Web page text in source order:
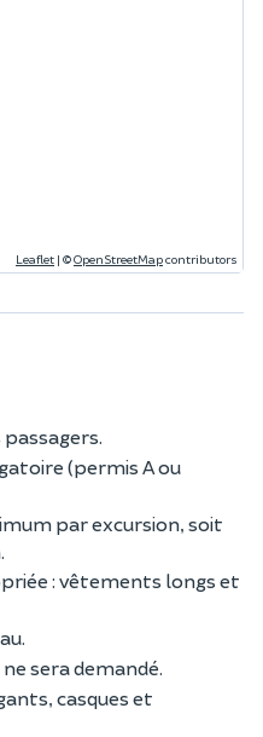
Leaflet | ©OpenStreetMapcontributors
.
(permis A ou
par excursion, soit
: vêtements longs et
sera demandé.
casques et